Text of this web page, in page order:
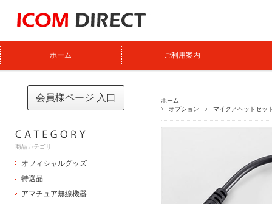
ホーム ご利用案内
ホーム
オプション
マイク／ヘッドセッ
会員様ページ 入口
商品カテゴリ
オフィシャルグッズ
特選品
アマチュア無線機器